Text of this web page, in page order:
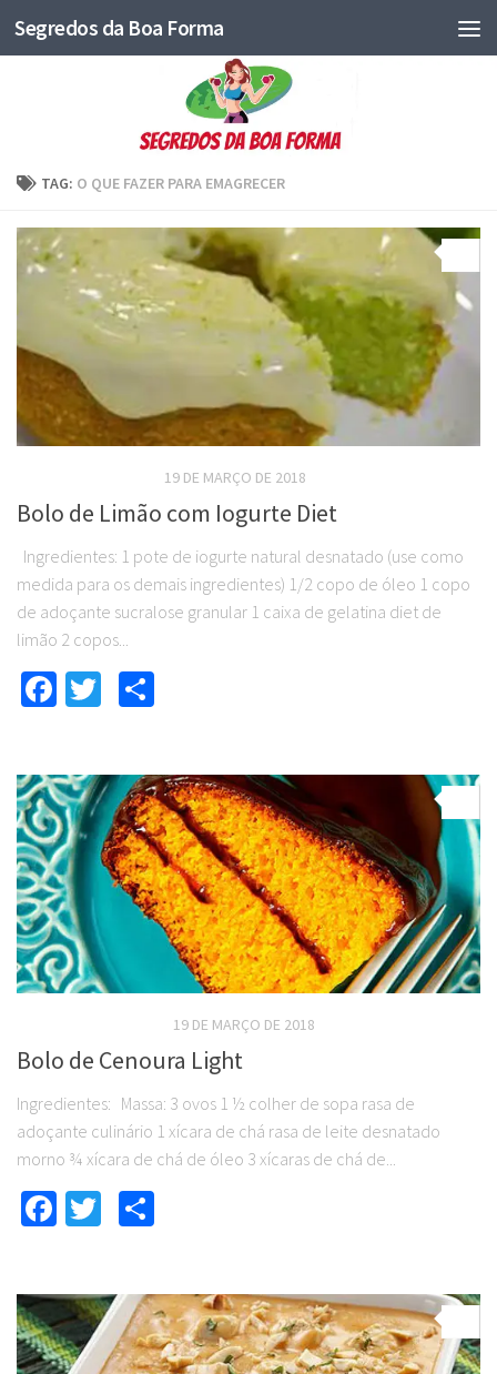
Segredos da Boa Forma
TAG: O QUE FAZER PARA EMAGRECER
19 DE MARÇO DE 2018
Bolo de Limão com Iogurte Diet
Ingredientes: 1 pote de iogurte natural desnatado (use como
medida para os demais ingredientes) 1/2 copo de óleo 1 copo
de adoçante sucralose granular 1 caixa de gelatina diet de
limão 2 copos...
Facebook
Twitter
19 DE MARÇO DE 2018
Bolo de Cenoura Light
Ingredientes: Massa: 3 ovos 1 ½ colher de sopa rasa de
adoçante culinário 1 xícara de chá rasa de leite desnatado
morno ¾ xícara de chá de óleo 3 xícaras de chá de...
Facebook
Twitter